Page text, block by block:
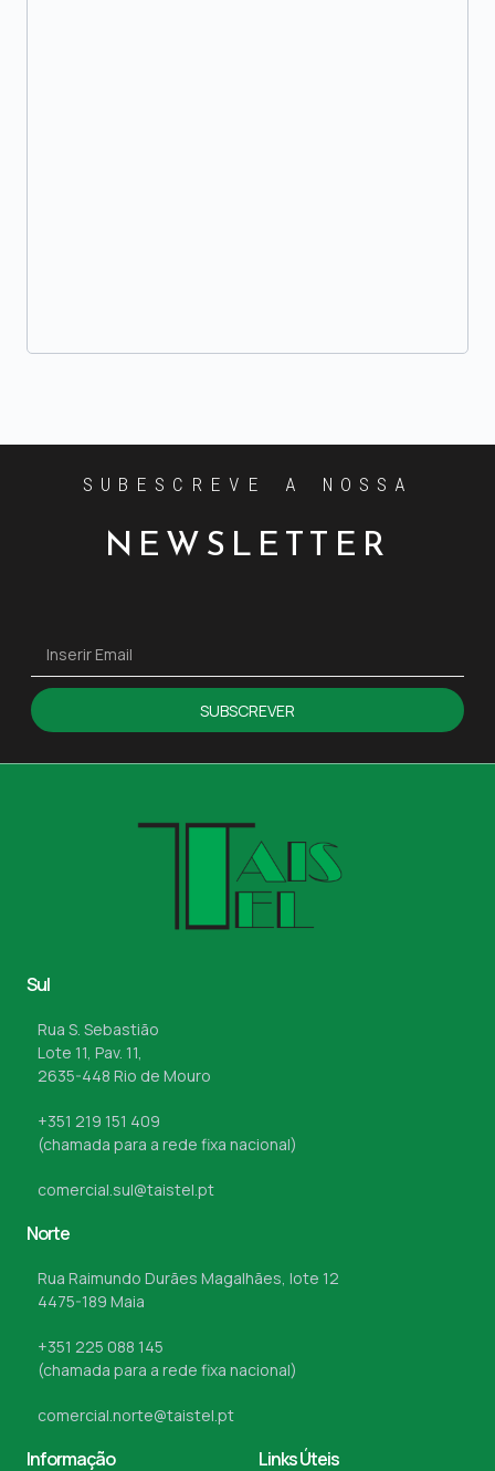
SUBESCREVE A NOSSA
NEWSLETTER
SUBSCREVER
Sul
Rua S. Sebastião
Lote 11, Pav. 11,
2635-448 Rio de Mouro
+351 219 151 409
(chamada para a rede fixa nacional)
comercial.sul@taistel.pt
Norte
Rua Raimundo Durães Magalhães, lote 12
4475-189 Maia
+351 225 088 145
(chamada para a rede fixa nacional)
comercial.norte@taistel.pt
Informação Links Úteis